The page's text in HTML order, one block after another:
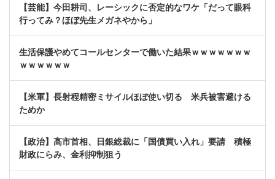
【芸能】今田耕司、レーシックに否定的なワケ「だって眼科
行ってみ？ほぼ先生メガネやから」
生活保護やめてコールセンターで働いた結果ｗｗｗｗｗｗｗ
ｗｗｗｗｗｗ
【米軍】長射程精密ミサイルほぼ使い切る 米兵被害避ける
ためか
【政治】高市首相、日銀総裁に「国債買い入れ」要請 積極
財政にらみ、金利抑制狙う